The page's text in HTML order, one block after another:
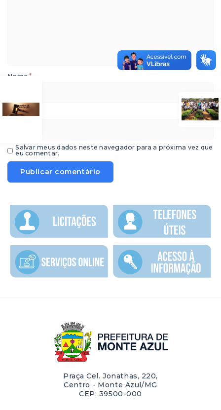
Nome*
E-mail
Salvar meus dados neste navegador para a próxima vez que
eu comentar.
Praça Cel. Jonathas, 220,
Centro - Monte Azul/MG
CEP: 39500-000